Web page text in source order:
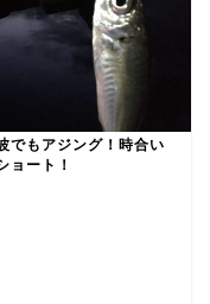
でもアジング！時合い
ョート！